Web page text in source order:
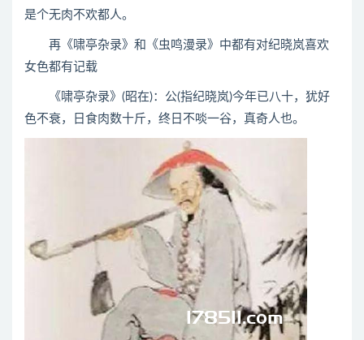
是个无肉不欢都人。
再《啸亭杂录》和《虫鸣漫录》中都有对纪晓岚喜欢
女色都有记载
《啸亭杂录》(昭在)：公(指纪晓岚)今年已八十，犹好
色不衰，日食肉数十斤，终日不啖一谷，真奇人也。